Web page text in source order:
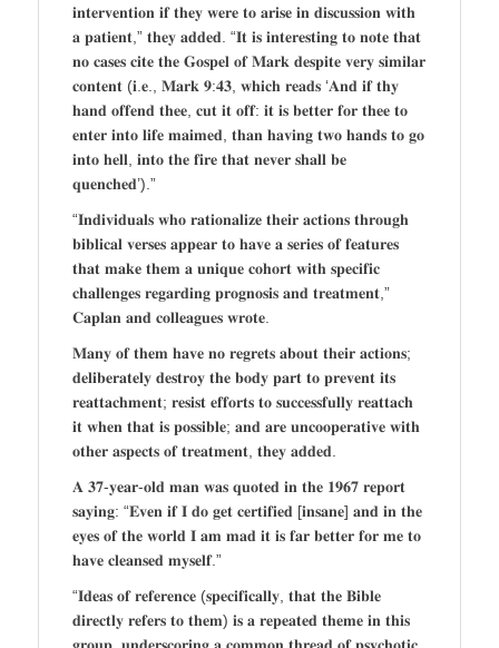
𝐢𝐧𝐭𝐞𝐫𝐯𝐞𝐧𝐭𝐢𝐨𝐧 𝐢𝐟 𝐭𝐡𝐞𝐲 𝐰𝐞𝐫𝐞 𝐭𝐨 𝐚𝐫𝐢𝐬𝐞 𝐢𝐧 𝐝𝐢𝐬𝐜𝐮𝐬𝐬𝐢𝐨𝐧 𝐰𝐢𝐭𝐡
𝐚 𝐩𝐚𝐭𝐢𝐞𝐧𝐭,” 𝐭𝐡𝐞𝐲 𝐚𝐝𝐝𝐞𝐝. “𝐈𝐭 𝐢𝐬 𝐢𝐧𝐭𝐞𝐫𝐞𝐬𝐭𝐢𝐧𝐠 𝐭𝐨 𝐧𝐨𝐭𝐞 𝐭𝐡𝐚𝐭
𝐧𝐨 𝐜𝐚𝐬𝐞𝐬 𝐜𝐢𝐭𝐞 𝐭𝐡𝐞 𝐆𝐨𝐬𝐩𝐞𝐥 𝐨𝐟 𝐌𝐚𝐫𝐤 𝐝𝐞𝐬𝐩𝐢𝐭𝐞 𝐯𝐞𝐫𝐲 𝐬𝐢𝐦𝐢𝐥𝐚𝐫
𝐜𝐨𝐧𝐭𝐞𝐧𝐭 (𝐢.𝐞., 𝐌𝐚𝐫𝐤 𝟗:𝟒𝟑, 𝐰𝐡𝐢𝐜𝐡 𝐫𝐞𝐚𝐝𝐬 ‘𝐀𝐧𝐝 𝐢𝐟 𝐭𝐡𝐲
𝐡𝐚𝐧𝐝 𝐨𝐟𝐟𝐞𝐧𝐝 𝐭𝐡𝐞𝐞, 𝐜𝐮𝐭 𝐢𝐭 𝐨𝐟𝐟: 𝐢𝐭 𝐢𝐬 𝐛𝐞𝐭𝐭𝐞𝐫 𝐟𝐨𝐫 𝐭𝐡𝐞𝐞 𝐭𝐨
𝐞𝐧𝐭𝐞𝐫 𝐢𝐧𝐭𝐨 𝐥𝐢𝐟𝐞 𝐦𝐚𝐢𝐦𝐞𝐝, 𝐭𝐡𝐚𝐧 𝐡𝐚𝐯𝐢𝐧𝐠 𝐭𝐰𝐨 𝐡𝐚𝐧𝐝𝐬 𝐭𝐨 𝐠𝐨
𝐢𝐧𝐭𝐨 𝐡𝐞𝐥𝐥, 𝐢𝐧𝐭𝐨 𝐭𝐡𝐞 𝐟𝐢𝐫𝐞 𝐭𝐡𝐚𝐭 𝐧𝐞𝐯𝐞𝐫 𝐬𝐡𝐚𝐥𝐥 𝐛𝐞
𝐪𝐮𝐞𝐧𝐜𝐡𝐞𝐝’).”
“𝐈𝐧𝐝𝐢𝐯𝐢𝐝𝐮𝐚𝐥𝐬 𝐰𝐡𝐨 𝐫𝐚𝐭𝐢𝐨𝐧𝐚𝐥𝐢𝐳𝐞 𝐭𝐡𝐞𝐢𝐫 𝐚𝐜𝐭𝐢𝐨𝐧𝐬 𝐭𝐡𝐫𝐨𝐮𝐠𝐡
𝐛𝐢𝐛𝐥𝐢𝐜𝐚𝐥 𝐯𝐞𝐫𝐬𝐞𝐬 𝐚𝐩𝐩𝐞𝐚𝐫 𝐭𝐨 𝐡𝐚𝐯𝐞 𝐚 𝐬𝐞𝐫𝐢𝐞𝐬 𝐨𝐟 𝐟𝐞𝐚𝐭𝐮𝐫𝐞𝐬
𝐭𝐡𝐚𝐭 𝐦𝐚𝐤𝐞 𝐭𝐡𝐞𝐦 𝐚 𝐮𝐧𝐢𝐪𝐮𝐞 𝐜𝐨𝐡𝐨𝐫𝐭 𝐰𝐢𝐭𝐡 𝐬𝐩𝐞𝐜𝐢𝐟𝐢𝐜
𝐜𝐡𝐚𝐥𝐥𝐞𝐧𝐠𝐞𝐬 𝐫𝐞𝐠𝐚𝐫𝐝𝐢𝐧𝐠 𝐩𝐫𝐨𝐠𝐧𝐨𝐬𝐢𝐬 𝐚𝐧𝐝 𝐭𝐫𝐞𝐚𝐭𝐦𝐞𝐧𝐭,”
𝐂𝐚𝐩𝐥𝐚𝐧 𝐚𝐧𝐝 𝐜𝐨𝐥𝐥𝐞𝐚𝐠𝐮𝐞𝐬 𝐰𝐫𝐨𝐭𝐞.
𝐌𝐚𝐧𝐲 𝐨𝐟 𝐭𝐡𝐞𝐦 𝐡𝐚𝐯𝐞 𝐧𝐨 𝐫𝐞𝐠𝐫𝐞𝐭𝐬 𝐚𝐛𝐨𝐮𝐭 𝐭𝐡𝐞𝐢𝐫 𝐚𝐜𝐭𝐢𝐨𝐧𝐬;
𝐝𝐞𝐥𝐢𝐛𝐞𝐫𝐚𝐭𝐞𝐥𝐲 𝐝𝐞𝐬𝐭𝐫𝐨𝐲 𝐭𝐡𝐞 𝐛𝐨𝐝𝐲 𝐩𝐚𝐫𝐭 𝐭𝐨 𝐩𝐫𝐞𝐯𝐞𝐧𝐭 𝐢𝐭𝐬
𝐫𝐞𝐚𝐭𝐭𝐚𝐜𝐡𝐦𝐞𝐧𝐭; 𝐫𝐞𝐬𝐢𝐬𝐭 𝐞𝐟𝐟𝐨𝐫𝐭𝐬 𝐭𝐨 𝐬𝐮𝐜𝐜𝐞𝐬𝐬𝐟𝐮𝐥𝐥𝐲 𝐫𝐞𝐚𝐭𝐭𝐚𝐜𝐡
𝐢𝐭 𝐰𝐡𝐞𝐧 𝐭𝐡𝐚𝐭 𝐢𝐬 𝐩𝐨𝐬𝐬𝐢𝐛𝐥𝐞; 𝐚𝐧𝐝 𝐚𝐫𝐞 𝐮𝐧𝐜𝐨𝐨𝐩𝐞𝐫𝐚𝐭𝐢𝐯𝐞 𝐰𝐢𝐭𝐡
𝐨𝐭𝐡𝐞𝐫 𝐚𝐬𝐩𝐞𝐜𝐭𝐬 𝐨𝐟 𝐭𝐫𝐞𝐚𝐭𝐦𝐞𝐧𝐭, 𝐭𝐡𝐞𝐲 𝐚𝐝𝐝𝐞𝐝.
𝐀 𝟑𝟕-𝐲𝐞𝐚𝐫-𝐨𝐥𝐝 𝐦𝐚𝐧 𝐰𝐚𝐬 𝐪𝐮𝐨𝐭𝐞𝐝 𝐢𝐧 𝐭𝐡𝐞 𝟏𝟗𝟔𝟕 𝐫𝐞𝐩𝐨𝐫𝐭
𝐬𝐚𝐲𝐢𝐧𝐠: “𝐄𝐯𝐞𝐧 𝐢𝐟 𝐈 𝐝𝐨 𝐠𝐞𝐭 𝐜𝐞𝐫𝐭𝐢𝐟𝐢𝐞𝐝 [𝐢𝐧𝐬𝐚𝐧𝐞] 𝐚𝐧𝐝 𝐢𝐧 𝐭𝐡𝐞
𝐞𝐲𝐞𝐬 𝐨𝐟 𝐭𝐡𝐞 𝐰𝐨𝐫𝐥𝐝 𝐈 𝐚𝐦 𝐦𝐚𝐝 𝐢𝐭 𝐢𝐬 𝐟𝐚𝐫 𝐛𝐞𝐭𝐭𝐞𝐫 𝐟𝐨𝐫 𝐦𝐞 𝐭𝐨
𝐡𝐚𝐯𝐞 𝐜𝐥𝐞𝐚𝐧𝐬𝐞𝐝 𝐦𝐲𝐬𝐞𝐥𝐟.”
“𝐈𝐝𝐞𝐚𝐬 𝐨𝐟 𝐫𝐞𝐟𝐞𝐫𝐞𝐧𝐜𝐞 (𝐬𝐩𝐞𝐜𝐢𝐟𝐢𝐜𝐚𝐥𝐥𝐲, 𝐭𝐡𝐚𝐭 𝐭𝐡𝐞 𝐁𝐢𝐛𝐥𝐞
𝐝𝐢𝐫𝐞𝐜𝐭𝐥𝐲 𝐫𝐞𝐟𝐞𝐫𝐬 𝐭𝐨 𝐭𝐡𝐞𝐦) 𝐢𝐬 𝐚 𝐫𝐞𝐩𝐞𝐚𝐭𝐞𝐝 𝐭𝐡𝐞𝐦𝐞 𝐢𝐧 𝐭𝐡𝐢𝐬
𝐠𝐫𝐨𝐮𝐩, 𝐮𝐧𝐝𝐞𝐫𝐬𝐜𝐨𝐫𝐢𝐧𝐠 𝐚 𝐜𝐨𝐦𝐦𝐨𝐧 𝐭𝐡𝐫𝐞𝐚𝐝 𝐨𝐟 𝐩𝐬𝐲𝐜𝐡𝐨𝐭𝐢𝐜